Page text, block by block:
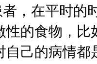
，在平时的
性的食物，
自己的病情